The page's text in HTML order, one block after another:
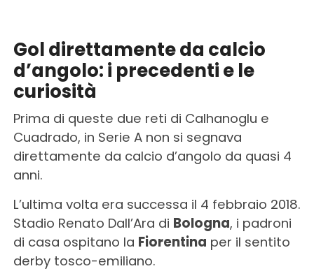
Gol direttamente da calcio
d’angolo: i precedenti e le
curiosità
Prima di queste due reti di Calhanoglu e
Cuadrado, in Serie A non si segnava
direttamente da calcio d’angolo da quasi 4
anni.
L’ultima volta era successa il 4 febbraio 2018.
Stadio Renato Dall’Ara di Bologna, i padroni
di casa ospitano la Fiorentina per il sentito
derby tosco-emiliano.